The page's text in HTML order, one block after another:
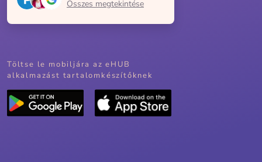
Összes megtekintése
Töltse le mobiljára az eHUB
alkalmazást tartalomkészítőknek